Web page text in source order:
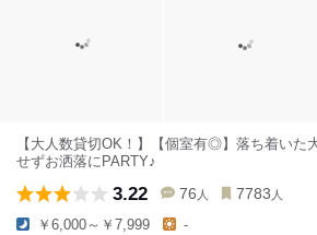
【大人数貸切OK！】【個室有◎】落ち着いた
せずお洒落にPARTY♪
3.22 76 人 7783 人
￥6,000～￥7,999 -